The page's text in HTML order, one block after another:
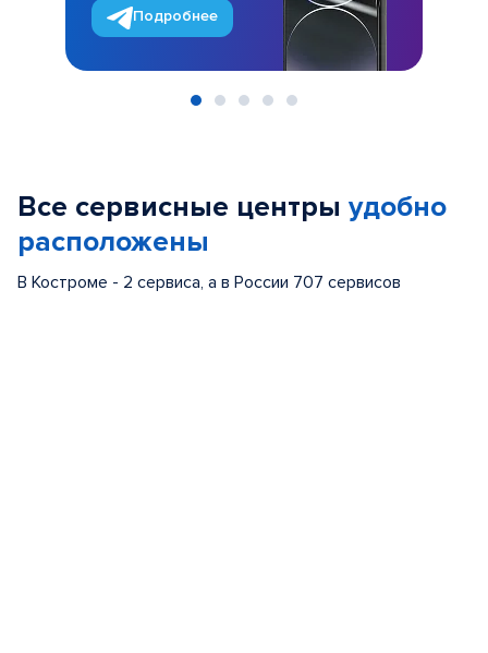
Подробнее
Все сервисные центры удобно
расположены
В Костроме - 2 сервиса, а в России 707 сервисов